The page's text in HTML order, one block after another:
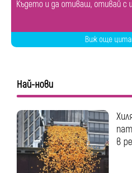
Където и да отиваш, отивай с
Виж още
Най-нови
в